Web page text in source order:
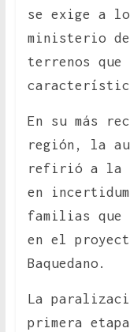
se exige a
ministerio de
terrenos que
En su más
región, la
refirió a la
en
familias que
en el
Baquedano.
La
primera